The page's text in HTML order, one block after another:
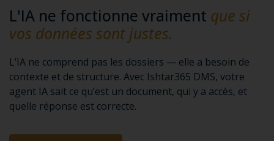
L'IA ne fonctionne vraiment que si
vos données sont justes.
L’IA ne comprend pas les dossiers — elle a besoin de
contexte et de structure. Avec Ishtar365 DMS, votre
agent IA sait ce qu’est un document, qui y a accès, et
quelle réponse est correcte.